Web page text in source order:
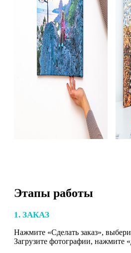
Этапы работы
1. ЗАКАЗ
Нажмите «Сделать заказ»,
Загрузите фотографии, нажмите